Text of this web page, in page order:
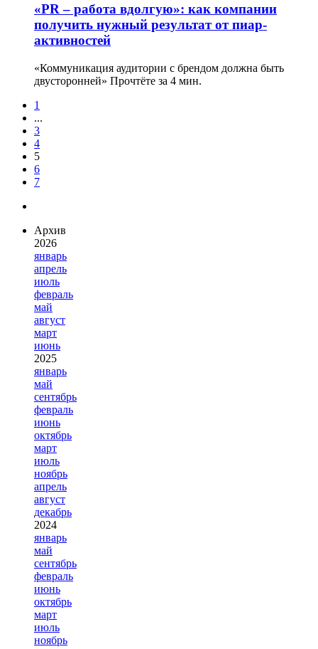
«PR – работа вдолгую»: как компании
получить нужный результат от пиар-
активностей
«Коммуникация аудитории с брендом должна быть
двусторонней» Прочтёте за 4 мин.
1
...
3
4
5
6
7
Архив
2026
январь
апрель
июль
февраль
май
август
март
июнь
2025
январь
май
сентябрь
февраль
июнь
октябрь
март
июль
ноябрь
апрель
август
декабрь
2024
январь
май
сентябрь
февраль
июнь
октябрь
март
июль
ноябрь